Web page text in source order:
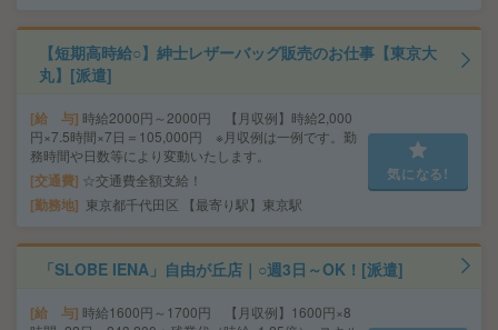
【短期高時給○】紳士レザーバッグ販売のお仕事【東京大
丸】[派遣]
給 与 時給2000円～2000円 【月収例】時給2,000
円×7.5時間×7日＝105,000円 ※月収例は一例です。勤
務時間や日数等により変動いたします。
交通費 ☆交通費全額支給！
勤務地 東京都千代田区 【最寄り駅】東京駅
気になる!
「SLOBE IENA」自由が丘店｜○週3日～OK！[派遣]
給 与 時給1600円～1700円 【月収例】1600円×8